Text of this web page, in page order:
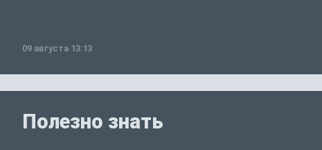
09 августа 13:13
Полезно знать